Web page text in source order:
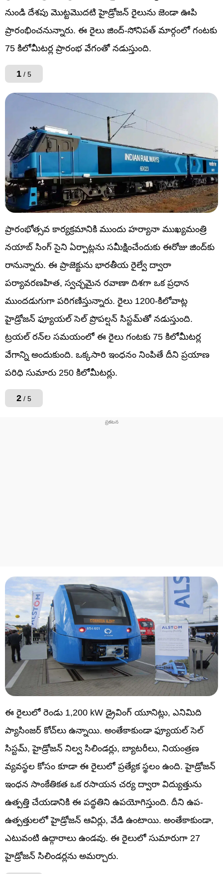
నుండి దేశపు మొట్టమొదటి హైడ్రోజన్ రైలును జెండా ఊపి
ప్రారంభించనున్నారు. ఈ రైలు జింద్-సోనిపత్ మార్గంలో గంటకు
75 కిలోమీటర్ల ప్రారంభ వేగంతో నడుస్తుంది.
1 / 5
ప్రారంభోత్సవ కార్యక్రమానికి ముందు హర్యానా ముఖ్యమంత్రి
నయాబ్ సింగ్ సైని ఏర్పాట్లను సమీక్షించేందుకు ఈరోజు జింద్‌కు
రానున్నారు. ఈ ప్రాజెక్టును భారతీయ రైల్వే ద్వారా
పర్యావరణహిత, స్వచ్ఛమైన రవాణా దిశగా ఒక ప్రధాన
ముందడుగుగా పరిగణిస్తున్నారు. రైలు 1200-కిలోవాట్ల
హైడ్రోజన్ ఫ్యూయల్ సెల్ ప్రొపల్షన్ సిస్టమ్‌తో నడుస్తుంది.
ట్రయల్ రన్‌ల సమయంలో ఈ రైలు గంటకు 75 కిలోమీటర్ల
వేగాన్ని అందుకుంది. ఒక్కసారి ఇంధనం నింపితే దీని ప్రయాణ
పరిధి సుమారు 250 కిలోమీటర్లు.
2 / 5
ఈ రైలులో రెండు 1,200 kW డ్రైవింగ్ యూనిట్లు, ఎనిమిది
ప్యాసింజర్ కోచ్‌లు ఉన్నాయి. అంతేకాకుండా ఫ్యూయల్ సెల్
సిస్టమ్, హైడ్రోజన్ నిల్వ సిలిండర్లు, బ్యాటరీలు, నియంత్రణ
వ్యవస్థల కోసం కూడా ఈ రైలులో ప్రత్యేక స్థలం ఉంది. హైడ్రోజన్
ఇంధన సాంకేతికత ఒక రసాయన చర్య ద్వారా విద్యుత్తును
ఉత్పత్తి చేయడానికి ఈ పద్ధతిని ఉపయోగిస్తుంది. దీని ఉప-
ఉత్పత్తులలో హైడ్రోజన్ ఆవిర్లు, వేడి ఉంటాయి. అంతేకాకుండా,
ఎటువంటి ఉద్గారాలు ఉండవు. ఈ రైలులో సుమారుగా 27
హైడ్రోజన్ సిలిండర్లను అమర్చారు.